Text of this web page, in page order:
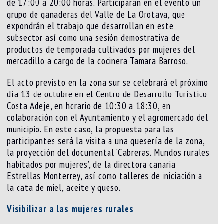
de 17:00 a 20:00 horas. Participarán en el evento un
grupo de ganaderas del Valle de La Orotava, que
expondrán el trabajo que desarrollan en este
subsector así como una sesión demostrativa de
productos de temporada cultivados por mujeres del
mercadillo a cargo de la cocinera Tamara Barroso.
El acto previsto en la zona sur se celebrará el próximo
día 13 de octubre en el Centro de Desarrollo Turístico
Costa Adeje, en horario de 10:30 a 18:30, en
colaboración con el Ayuntamiento y el agromercado del
municipio. En este caso, la propuesta para las
participantes será la visita a una quesería de la zona,
la proyección del documental ‘Cabreras. Mundos rurales
habitados por mujeres’, de la directora canaria
Estrellas Monterrey, así como talleres de iniciación a
la cata de miel, aceite y queso.
Visibilizar a las mujeres rurales